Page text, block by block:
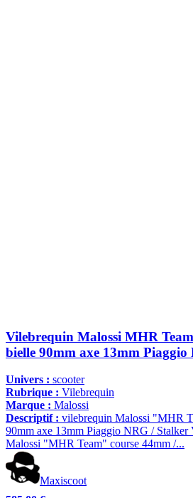
Vilebrequin Malossi MHR
bielle 90mm axe 13mm
Univers : scooter
Rubrique : Vilebrequin
Marque : Malossi
Descriptif : vilebrequin Malossi "MHR
90mm axe 13mm Piaggio NRG / Stalker
Malossi "MHR Team" course 44mm /...
Maxiscoot